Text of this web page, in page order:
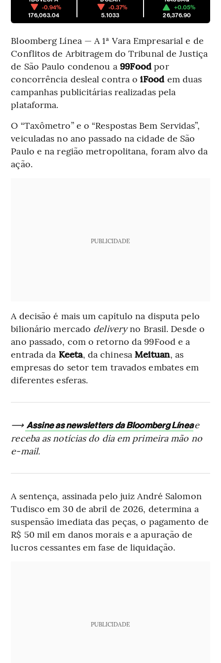
-0.94%
176,063.04
-0.37%
5.1033
+0.05%
26,376.90
Bloomberg Línea — A 1ª Vara Empresarial e de
Conflitos de Arbitragem do Tribunal de Justiça
de São Paulo condenou a 99Food por
concorrência desleal contra oiFood em duas
campanhas publicitárias realizadas pela
plataforma.
O “Taxômetro” e o “Respostas Bem Servidas”,
veiculadas no ano passado na cidade de São
Paulo e na região metropolitana, foram alvo da
ação.
PUBLICIDADE
A decisão é mais um capítulo na disputa pelo
bilionário mercado deliveryno Brasil. Desde o
ano passado, com o retorno da 99Food e a
entrada da Keeta, da chinesaMeituan, as
empresas do setor tem travados embates em
diferentes esferas.
⟶ Assine as newsletters da Bloomberg Líneae
receba as notícias do dia em primeira mão no
e-mail.
A sentença, assinada pelo juiz André Salomon
Tudisco em 30 de abril de 2026, determina a
suspensão imediata das peças, o pagamento de
R$ 50 mil em danos morais e a apuração de
lucros cessantes em fase de liquidação.
PUBLICIDADE